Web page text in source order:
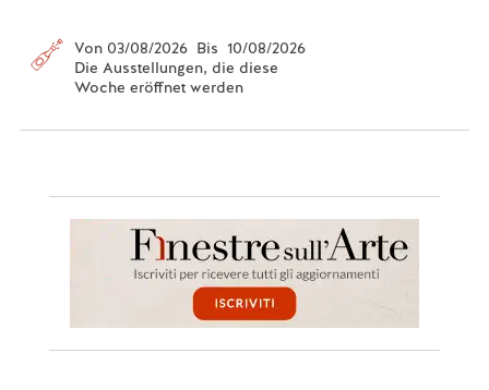
Von 03/08/2026 Bis 10/08/2026
Die Ausstellungen, die diese
Woche eröffnet werden